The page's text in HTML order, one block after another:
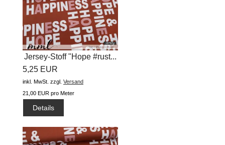
Jersey-Stoff "Hope #rust...
5,25 EUR
inkl. MwSt. zzgl. Versand
21,00 EUR pro Meter
Details